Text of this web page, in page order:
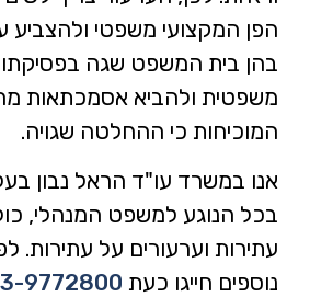
הפן המקצועי משפטי ולהצביע
בהן בית המשפט שגה
משפטית ולהביא אסמכתאות
המוכיחות כי ההחלטה שגויה.
אנו במשרד עו"ד הראל נבון
בכל הנוגע למשפט המנהלי,
עתירות וערעורים על עתירות.
נוספים חייגו כעת 9772800